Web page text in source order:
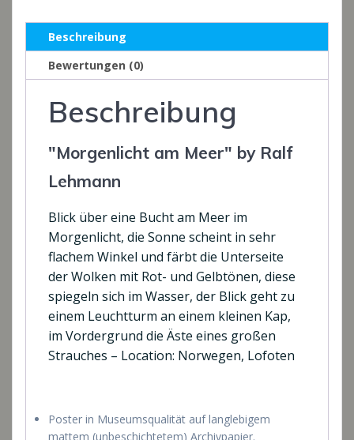
Beschreibung
Bewertungen (0)
Beschreibung
"Morgenlicht am Meer" by Ralf
Lehmann
Blick über eine Bucht am Meer im
Morgenlicht, die Sonne scheint in sehr
flachem Winkel und färbt die Unterseite
der Wolken mit Rot- und Gelbtönen, diese
spiegeln sich im Wasser, der Blick geht zu
einem Leuchtturm an einem kleinen Kap,
im Vordergrund die Äste eines großen
Strauches – Location: Norwegen, Lofoten
Poster in Museumsqualität auf langlebigem
mattem (unbeschichtetem) Archivpapier.